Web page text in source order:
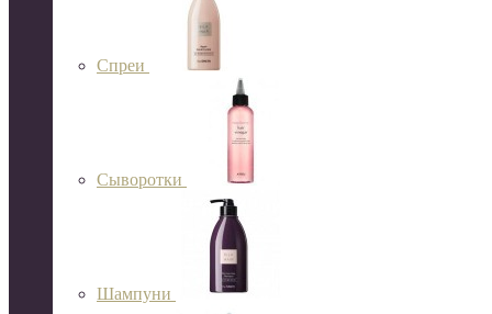
Спреи
Сыворотки
Шампуни